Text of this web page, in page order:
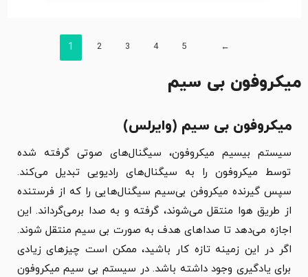
1 2 3 4 5 ←
میکروفون بی سیم
میکروفون بی سیم (وایرلس)
سیستم بیسیم میکروفون، سیگنال‌های صوتی گرفته شده
توسط میکروفون را به سیگنال‌های رادیویی تبدیل می‌کند.
سپس گیرنده میکروفن بی‌سیم سیگنال‌هایی را که از فرستنده
از طریق هوا منتقل می‌شوند، گرفته و به صدا برمی‌گرداند. این
اجازه می‌دهد تا صداهای هدف به صورت بی سیم منتقل شوند.
اگر در این زمینه تازه کار باشید، ممکن است چیزهای زیادی
برای یادگیری وجود داشته باشد. در سیستم بی سیم میکروفون